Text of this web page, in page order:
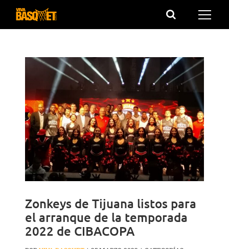
Saltar
Zonkeys de Tijuana listos para
el arranque de la temporada
2022 de CIBACOPA